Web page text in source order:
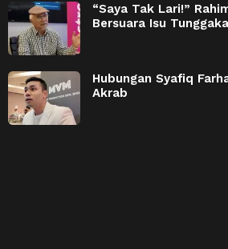
“Saya Tak Lari!”
Bersuara Isu
Hubungan Syafiq
Akrab